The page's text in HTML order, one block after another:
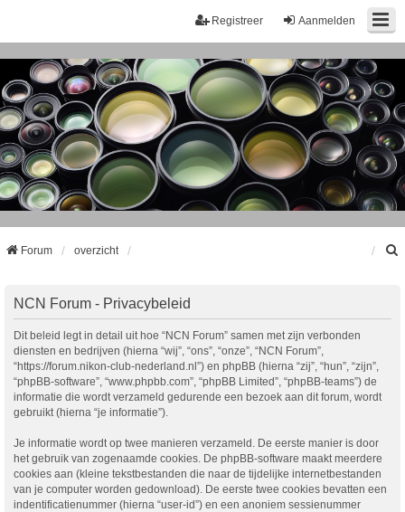
Aanmelden
Registreer
Forum overzicht
NCN Forum - Privacybeleid
Dit beleid legt in detail uit hoe “NCN Forum” samen met zijn verbonden
diensten en bedrijven (hierna “wij”, “ons”, “onze”, “NCN Forum”,
“https://forum.nikon-club-nederland.nl”) en phpBB (hierna “zij”, “hun”, “zijn”,
“phpBB-software”, “www.phpbb.com”, “phpBB Limited”, “phpBB-teams”) de
informatie die wordt verzameld gedurende een bezoek aan dit forum, wordt
gebruikt (hierna “je informatie”).
Je informatie wordt op twee manieren verzameld. De eerste manier is door
het gebruik van zogenaamde cookies. De phpBB-software maakt meerdere
cookies aan (kleine tekstbestanden die naar de tijdelijke internetbestanden
van je computer worden gedownload). De eerste twee cookies bevatten een
indentificatienummer (hierna “user-id”) en een anoniem sessienummer